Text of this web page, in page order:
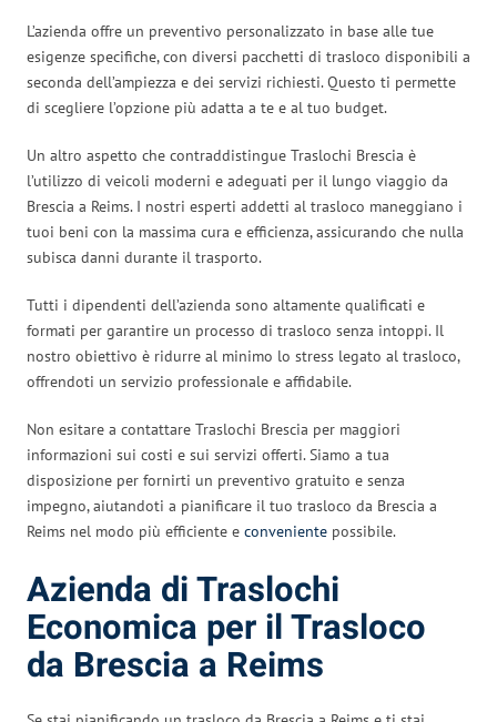
L’azienda offre un preventivo personalizzato in base alle tue
esigenze specifiche, con diversi pacchetti di trasloco disponibili a
seconda dell’ampiezza e dei servizi richiesti. Questo ti permette
di scegliere l’opzione più adatta a te e al tuo budget.
Un altro aspetto che contraddistingue Traslochi Brescia è
l’utilizzo di veicoli moderni e adeguati per il lungo viaggio da
Brescia a Reims. I nostri esperti addetti al trasloco maneggiano i
tuoi beni con la massima cura e efficienza, assicurando che nulla
subisca danni durante il trasporto.
Tutti i dipendenti dell’azienda sono altamente qualificati e
formati per garantire un processo di trasloco senza intoppi. Il
nostro obiettivo è ridurre al minimo lo stress legato al trasloco,
offrendoti un servizio professionale e affidabile.
Non esitare a contattare Traslochi Brescia per maggiori
informazioni sui costi e sui servizi offerti. Siamo a tua
disposizione per fornirti un preventivo gratuito e senza
impegno, aiutandoti a pianificare il tuo trasloco da Brescia a
Reims nel modo più efficiente e conveniente possibile.
Azienda di Traslochi
Economica per il Trasloco
da Brescia a Reims